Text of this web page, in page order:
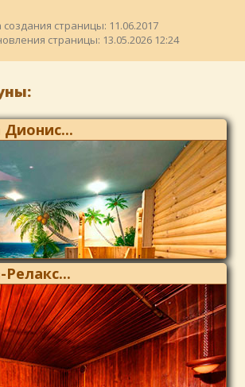
создания страницы: 11.06.2017
страницы: 13.05.2026 12:24
Дионис...
Релакс...